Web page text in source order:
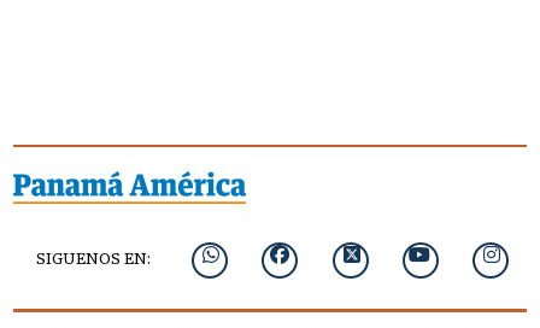
SIGUENOS EN: